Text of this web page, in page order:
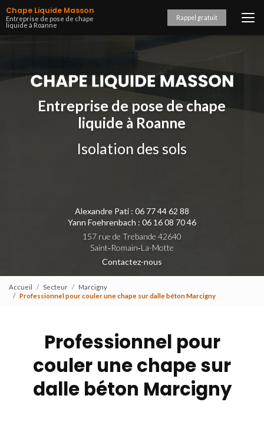
Aller
au
contenu
Chape Liquide Masson
Entreprise de pose de chape
liquide à Roanne
Rappel gratuit
Entreprise de pose de chape
liquide à Roanne
Isolation des sols
Alexandre Pati : 06 77 44 62 88
Yann Foehrenbach : 06 16 08 70 46
157 rue de Trebande 42640
Saint‑Romain‑La-Motte
Contactez-nous
Accueil Secteur
Marcigny
Professionnel pour couler une chape sur dalle béton Marcigny
Professionnel pour
couler une chape sur
dalle béton Marcigny